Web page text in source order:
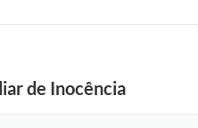
de Inocência